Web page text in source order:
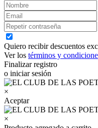
Quiero recibir descuentos
Ver los términos y
Finalizar registro
o iniciar sesión
×
Aceptar
×